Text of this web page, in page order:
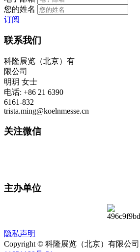
您的姓名
订阅
联系我们
科隆展览（北京）有
限公司
明玥 女士
电话: +86 21 6390
6161-832
trista.ming@koelnmesse.cn
关注微信
主办单位
隐私声明
Copyright © 科隆展览（北京）有限公